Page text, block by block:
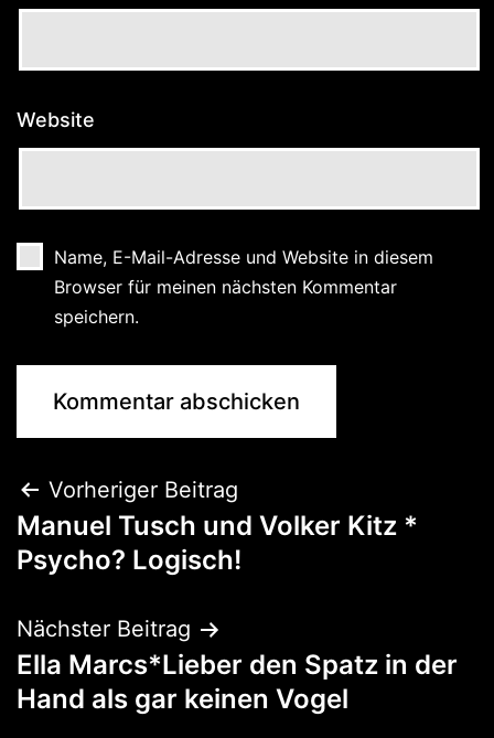
Website
Name, E-Mail-Adresse und Website in diesem
Browser für meinen nächsten Kommentar
speichern.
Vorheriger Beitrag
Manuel Tusch und Volker Kitz *
Psycho? Logisch!
Nächster Beitrag
Ella Marcs*Lieber den Spatz in der
Hand als gar keinen Vogel